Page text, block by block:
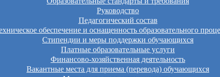
Руководство
Педагогический состав
обеспечение и оснащенность образовательного
Стипендии и меры поддержки обучающихся
Платные образовательные услуги
Финансово-хозяйственная деятельность
Вакантные места для приема (перевода) обучающихся